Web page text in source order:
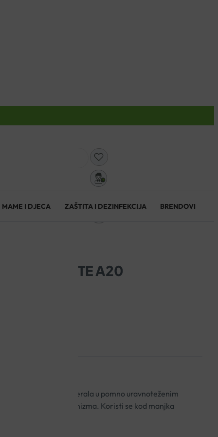
MAME I DJECA ZAŠTITA I DEZINFEKCIJA BRENDOVI
TABLETE A20
23 vitamina i minerala u pomno uravnoteženim
funkcioniranje organizma. Koristi se kod manjka